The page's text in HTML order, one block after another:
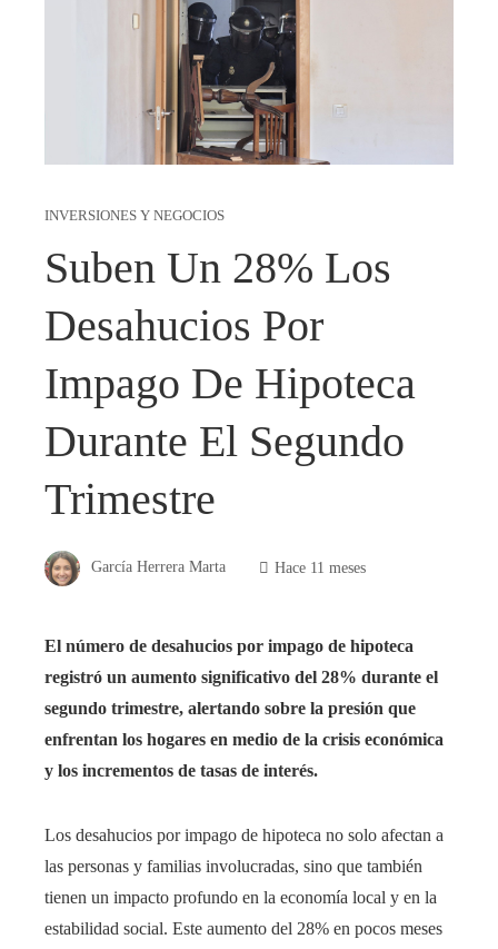
INVERSIONES Y NEGOCIOS
Suben Un 28% Los
Desahucios Por
Impago De Hipoteca
Durante El Segundo
Trimestre
García Herrera Marta Hace 11 meses
El número de desahucios por impago de hipoteca
registró un aumento significativo del 28% durante el
segundo trimestre, alertando sobre la presión que
enfrentan los hogares en medio de la crisis económica
y los incrementos de tasas de interés.
Los desahucios por impago de hipoteca no solo afectan a
las personas y familias involucradas, sino que también
tienen un impacto profundo en la economía local y en la
estabilidad social. Este aumento del 28% en pocos meses